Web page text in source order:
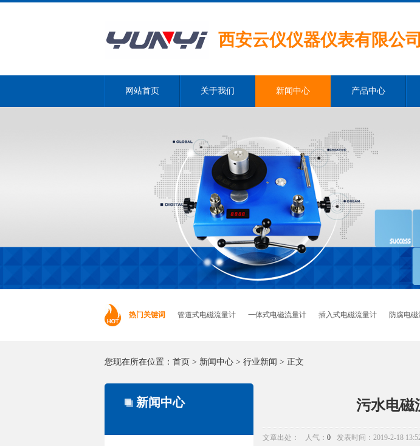
西安云仪仪器仪表有限公司
网站首页 关于我们 新闻中心 产品中心
热门关键词 管道式电磁流量计 一体式电磁流量计 插入式电磁流量计 防腐电
您现在所在位置： 首页 > 新闻中心 > 行业新闻 > 正文
新闻中心 污水电磁
文章出处： 人气： 0 发表时间：2019-2-18